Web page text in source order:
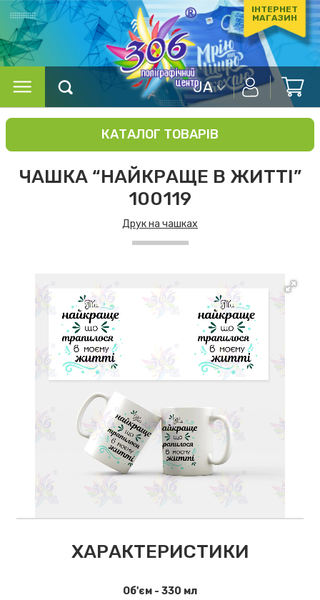
ІНТЕРНЕТ
МАГАЗИН
UA
КАТАЛОГ ТОВАРІВ
ЧАШКА “НАЙКРАЩЕ В ЖИТТІ”
100119
Друк на чашках
ХАРАКТЕРИСТИКИ
Об'єм - 330 мл